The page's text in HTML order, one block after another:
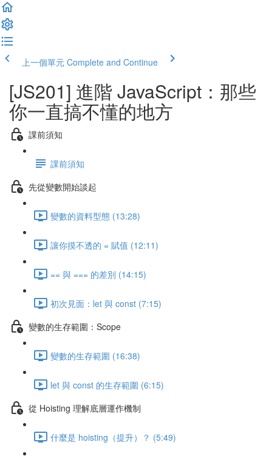
上一個單元 Complete and Continue
[JS201] 進階 JavaScript：那些
你一直搞不懂的地方
課前須知
課前須知
先從變數開始談起
變數的資料型態 (13:28)
讓你摸不透的 = 賦值 (12:11)
== 與 === 的差別 (14:15)
初次見面：let 與 const (7:15)
變數的生存範圍：Scope
變數的生存範圍 (16:38)
let 與 const 的生存範圍 (6:15)
從 Hoisting 理解底層運作機制
什麼是 hoisting（提升）？ (5:49)